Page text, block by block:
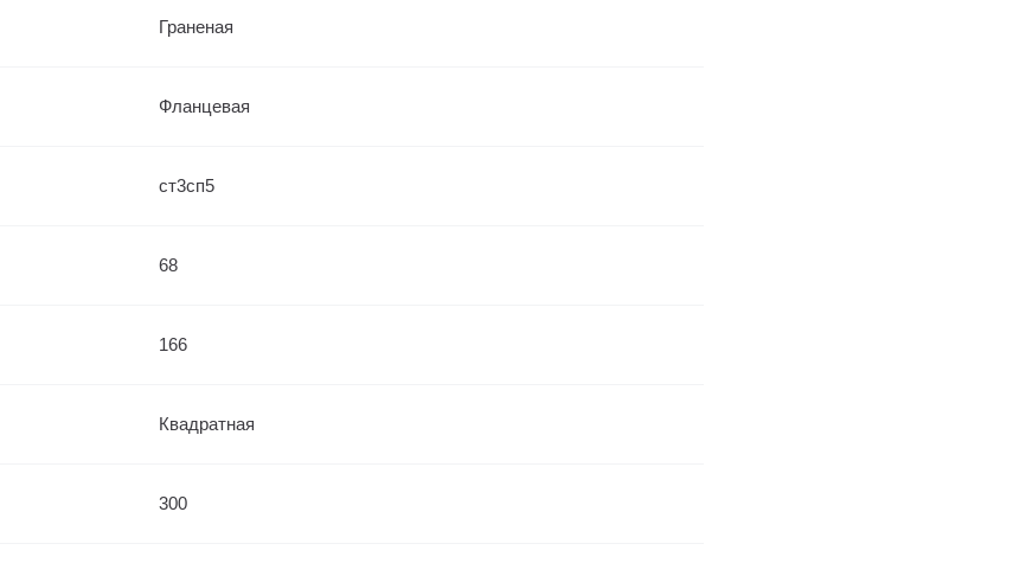
Граненая
Фланцевая
ст3сп5
68
166
Квадратная
300